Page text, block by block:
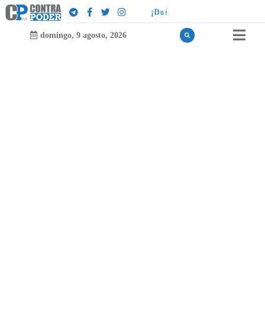
¡Dué
domingo, 9 agosto, 2026